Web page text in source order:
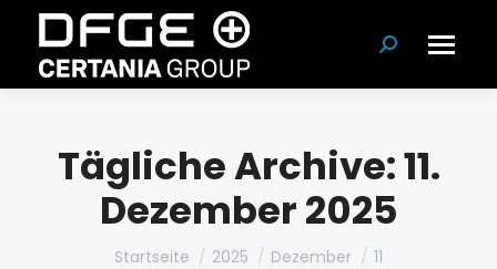
Suchen:
Tägliche Archive:11.
Dezember 2025
Du bist hier:
Startseite 2025 Dezember 11